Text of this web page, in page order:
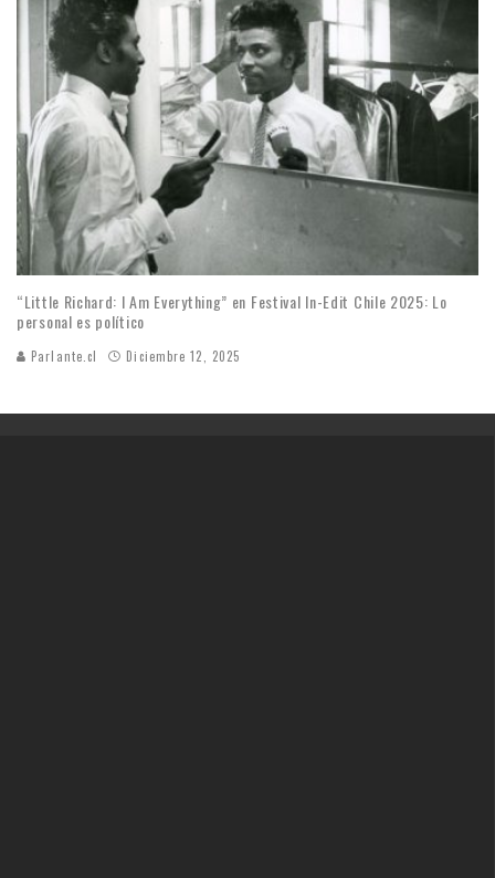
“Little Richard: I Am Everything” en Festival In-Edit Chile 2025: Lo
personal es político
Parlante.cl Diciembre 12, 2025